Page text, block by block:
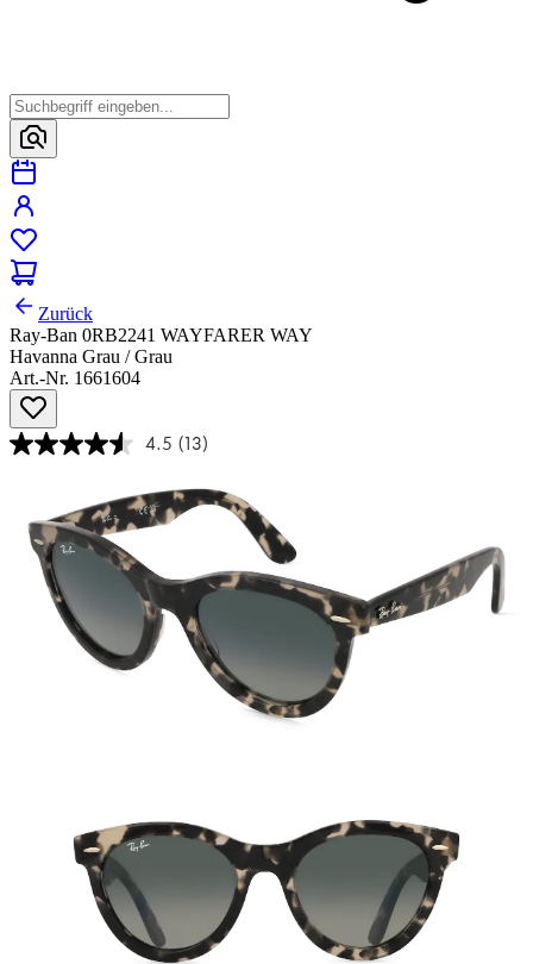
Zurück
Ray-Ban 0RB2241 WAYFARER WAY
Havanna Grau / Grau
Art.-Nr. 1661604
4.5 (13)